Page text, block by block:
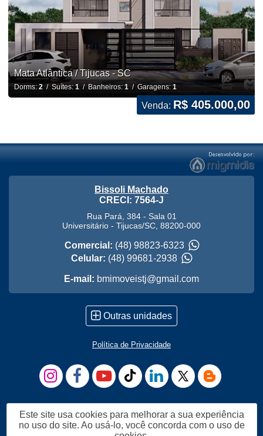
Mata Atlântica / Tijucas - SC
Dorms: 2/ Suítes: 1 / Banheiros: 1 / Garagens: 1
Venda: R$ 405.000,00
Bissoli Machado
CRECI: 7564-J
Rua Pará, 384 - Sala 01
Universitário - Tijucas/SC 88200-000
Comercial: (48) 98823-6323
Celular: (48) 99681-2938
E-mail: bmimoveistj@gmail.com
Outras unidades
Política de Privacidade
Este site usa cookies para melhorar a sua experiência
no uso do site. Ao usá-lo, você concorda com o uso de